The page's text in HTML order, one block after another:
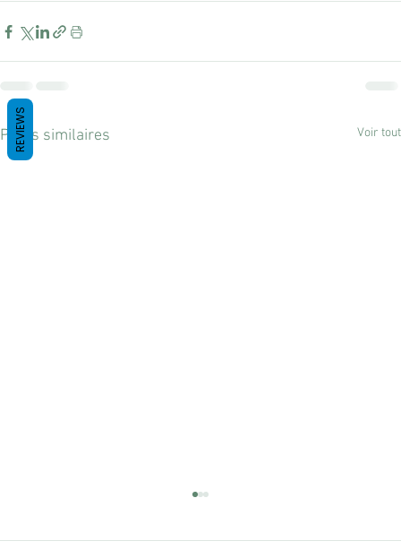
Posts similaires Voir tout
REVIEWS